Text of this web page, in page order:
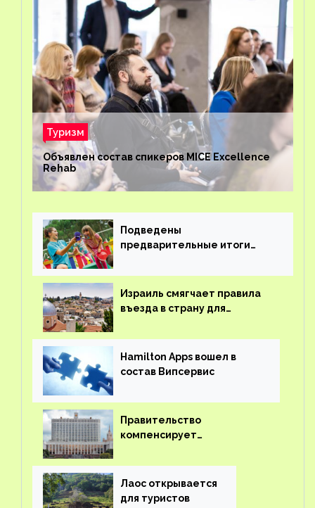
Туризм
Объявлен состав спикеров MICE Excellence
Rehab
Подведены
предварительные итоги
Израиль смягчает правила
въезда в страну для
Hamilton Apps вошел в
состав Випсервис
Правительство
компенсирует
вывоз россиян из-за рубежа
Лаос открывается
для туристов